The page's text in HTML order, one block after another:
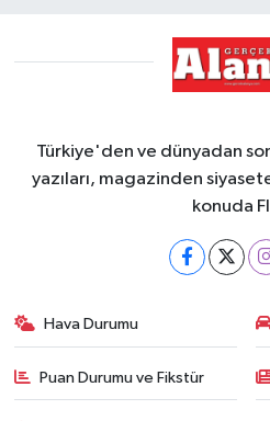
Türkiye'den ve dünyadan
yazıları, magazinden
konuda
Hava Durumu
Puan Durumu ve Fikstür